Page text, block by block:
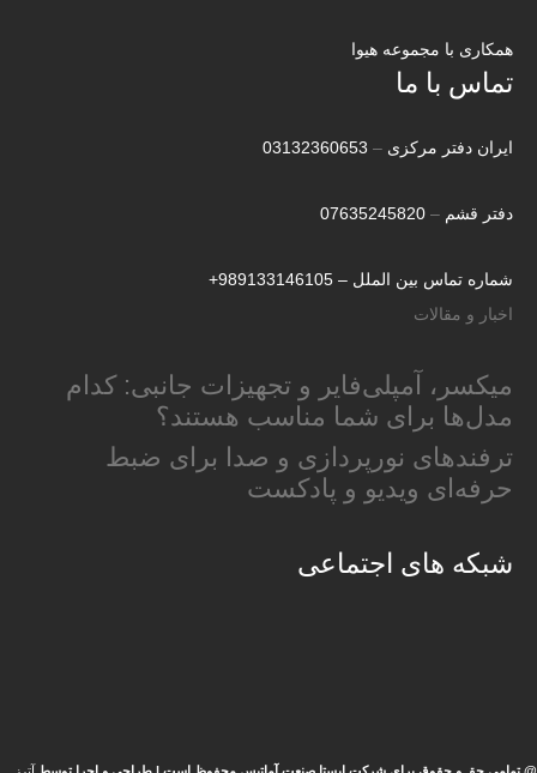
همکاری با مجموعه هیوا
تماس با ما
ایران دفتر مرکزی –
03132360653
دفتر قشم –
07635245820
شماره تماس بین الملل – 989133146105+
اخبار و مقالات
میکسر، آمپلی‌فایر و تجهیزات جانبی: کدام
مدل‌ها برای شما مناسب هستند؟
ترفندهای نورپردازی و صدا برای ضبط
حرفه‌ای ویدیو و پادکست
شبکه های اجتماعی
@ تمامی حق و حقوق برای شرکت ایستا صنعت آماتیس محفوظ است | طراحی و اجرا توسط آترز